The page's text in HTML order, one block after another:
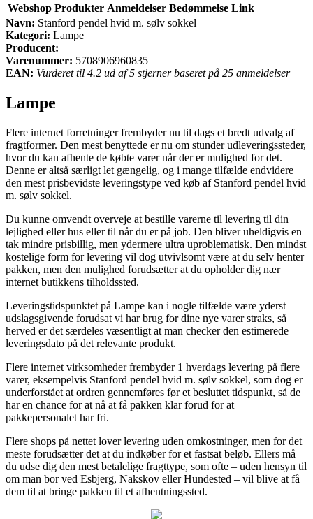
Webshop Produkter Anmeldelser Bedømmelse Link
Navn: Stanford pendel hvid m. sølv sokkel
Kategori: Lampe
Producent:
Varenummer: 5708906960835
EAN: Vurderet til 4.2 ud af 5 stjerner baseret på 25 anmeldelser
Lampe
Flere internet forretninger frembyder nu til dags et bredt udvalg af
fragtformer. Den mest benyttede er nu om stunder udleveringssteder,
hvor du kan afhente de købte varer når der er mulighed for det.
Denne er altså særligt let gængelig, og i mange tilfælde endvidere
den mest prisbevidste leveringstype ved køb af Stanford pendel hvid
m. sølv sokkel.
Du kunne omvendt overveje at bestille varerne til levering til din
lejlighed eller hus eller til når du er på job. Den bliver uheldigvis en
tak mindre prisbillig, men ydermere ultra uproblematisk. Den mindst
kostelige form for levering vil dog utvivlsomt være at du selv henter
pakken, men den mulighed forudsætter at du opholder dig nær
internet butikkens tilholdssted.
Leveringstidspunktet på Lampe kan i nogle tilfælde være yderst
udslagsgivende forudsat vi har brug for dine nye varer straks, så
herved er det særdeles væsentligt at man checker den estimerede
leveringsdato på det relevante produkt.
Flere internet virksomheder frembyder 1 hverdags levering på flere
varer, eksempelvis Stanford pendel hvid m. sølv sokkel, som dog er
underforstået at ordren gennemføres før et besluttet tidspunkt, så de
har en chance for at nå at få pakken klar forud for at
pakkepersonalet har fri.
Flere shops på nettet lover levering uden omkostninger, men for det
meste forudsætter det at du indkøber for et fastsat beløb. Ellers må
du udse dig den mest betalelige fragttype, som ofte – uden hensyn til
om man bor ved Esbjerg, Nakskov eller Hundested – vil blive at få
dem til at bringe pakken til et afhentningssted.